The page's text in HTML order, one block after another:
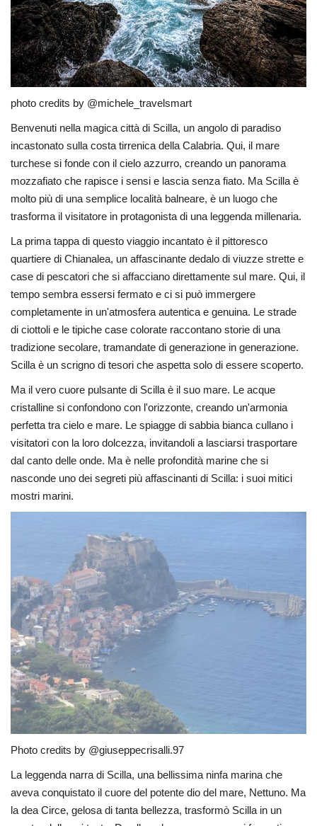
photo credits by @michele_travelsmart
Benvenuti nella magica città di Scilla, un angolo di paradiso
incastonato sulla costa tirrenica della Calabria. Qui, il mare
turchese si fonde con il cielo azzurro, creando un panorama
mozzafiato che rapisce i sensi e lascia senza fiato. Ma Scilla è
molto più di una semplice località balneare, è un luogo che
trasforma il visitatore in protagonista di una leggenda millenaria.
La prima tappa di questo viaggio incantato è il pittoresco
quartiere di Chianalea, un affascinante dedalo di viuzze strette e
case di pescatori che si affacciano direttamente sul mare. Qui, il
tempo sembra essersi fermato e ci si può immergere
completamente in un'atmosfera autentica e genuina. Le strade
di ciottoli e le tipiche case colorate raccontano storie di una
tradizione secolare, tramandate di generazione in generazione.
Scilla è un scrigno di tesori che aspetta solo di essere scoperto.
Ma il vero cuore pulsante di Scilla è il suo mare. Le acque
cristalline si confondono con l'orizzonte, creando un'armonia
perfetta tra cielo e mare. Le spiagge di sabbia bianca cullano i
visitatori con la loro dolcezza, invitandoli a lasciarsi trasportare
dal canto delle onde. Ma è nelle profondità marine che si
nasconde uno dei segreti più affascinanti di Scilla: i suoi mitici
mostri marini.
Photo credits by @giuseppecrisalli.97
La leggenda narra di Scilla, una bellissima ninfa marina che
aveva conquistato il cuore del potente dio del mare, Nettuno. Ma
la dea Circe, gelosa di tanta bellezza, trasformò Scilla in un